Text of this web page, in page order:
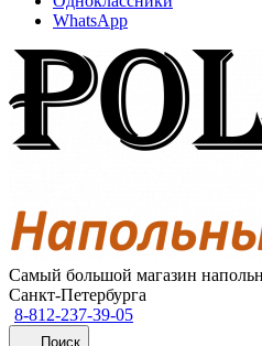
WhatsApp
Самый большой магазин
Санкт-Петербурга
8-812-237-39-05
Поиск